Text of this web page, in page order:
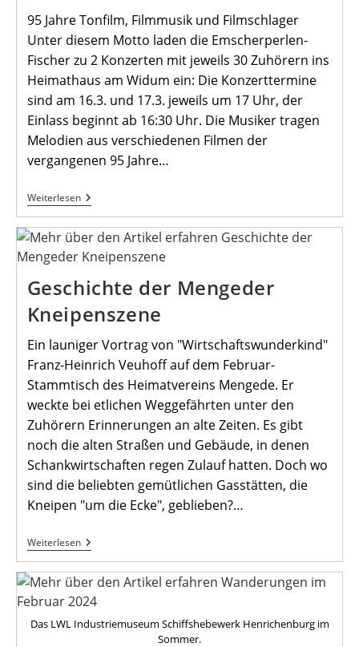
März
95 Jahre Tonfilm, Filmmusik und Filmschlager
Unter diesem Motto laden die Emscherperlen-
Fischer zu 2 Konzerten mit jeweils 30 Zuhörern ins
Heimathaus am Widum ein: Die Konzerttermine
sind am 16.3. und 17.3. jeweils um 17 Uhr, der
Einlass beginnt ab 16:30 Uhr. Die Musiker tragen
Melodien aus verschiedenen Filmen der
vergangenen 95 Jahre…
Weiterlesen
Geschichte der Mengeder
Kneipenszene
Ein launiger Vortrag von "Wirtschaftswunderkind"
Franz-Heinrich Veuhoff auf dem Februar-
Stammtisch des Heimatvereins Mengede. Er
weckte bei etlichen Weggefährten unter den
Zuhörern Erinnerungen an alte Zeiten. Es gibt
noch die alten Straßen und Gebäude, in denen
Schankwirtschaften regen Zulauf hatten. Doch wo
sind die beliebten gemütlichen Gasstätten, die
Kneipen "um die Ecke", geblieben?…
WeiterlesenGeschichte
Der
Mengeder
Kneipenszene
Das LWL Industriemuseum Schiffshebewerk Henrichenburg im
Sommer.